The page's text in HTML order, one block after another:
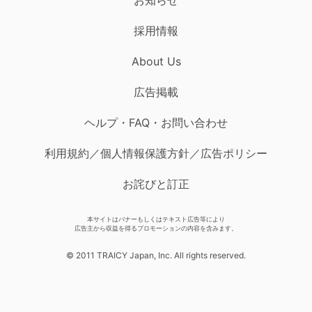
採用情報
About Us
広告掲載
ヘルプ・FAQ・お問い合わせ
利用規約／個人情報保護方針／広告ポリシー
お詫びと訂正
本サイトはバナーもしくはテキスト広告等により
広告主から収益を得るプロモーションの内容を含みます。
© 2011 TRAICY Japan, Inc. All rights reserved.